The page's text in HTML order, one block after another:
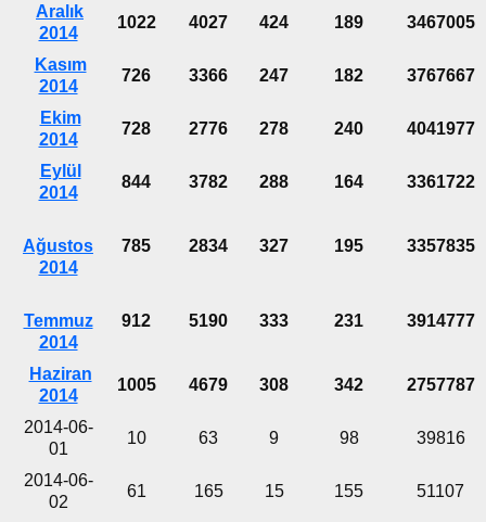
Aralık
2014
1022 4027 424 189 3467005
Kasım
2014
726 3366 247 182 3767667
Ekim
2014
728 2776 278 240 4041977
Eylül
2014
844 3782 288 164 3361722
Ağustos
2014
785 2834 327 195 3357835
Temmuz
2014
912 5190 333 231 3914777
Haziran
2014
1005 4679 308 342 2757787
2014-06-
01
10 63 9 98 39816
2014-06-
02
61 165 15 155 51107